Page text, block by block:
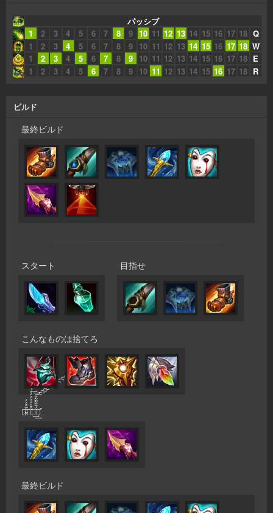
パッシブ
1
2 3 4 5 6 7 8 9 10 11 12 13 14 15 16 17 18 Q
1
2 3 4 5 6 7 8 9 10 11 12 13 14 15 16 17 18 W
1
2 3 4 5 6 7 8 9 10 11 12 13 14 15 16 17 18 E
1
2 3 4 5 6 7 8 9 10 11 12 13 14 15 16 17 18 R
ビルド
最終ビルド
スタート 目指せ
こんなものは捨てろ
敵̴̴͂͂͒̓̓を͂͒ͣͣͣ̓̓ͤͤ͢͢殺͂́͂͂͂͂͂͒͢͢͠͠͠͠͡͡͡͡͡͡͡͡す͒
最終ビルド